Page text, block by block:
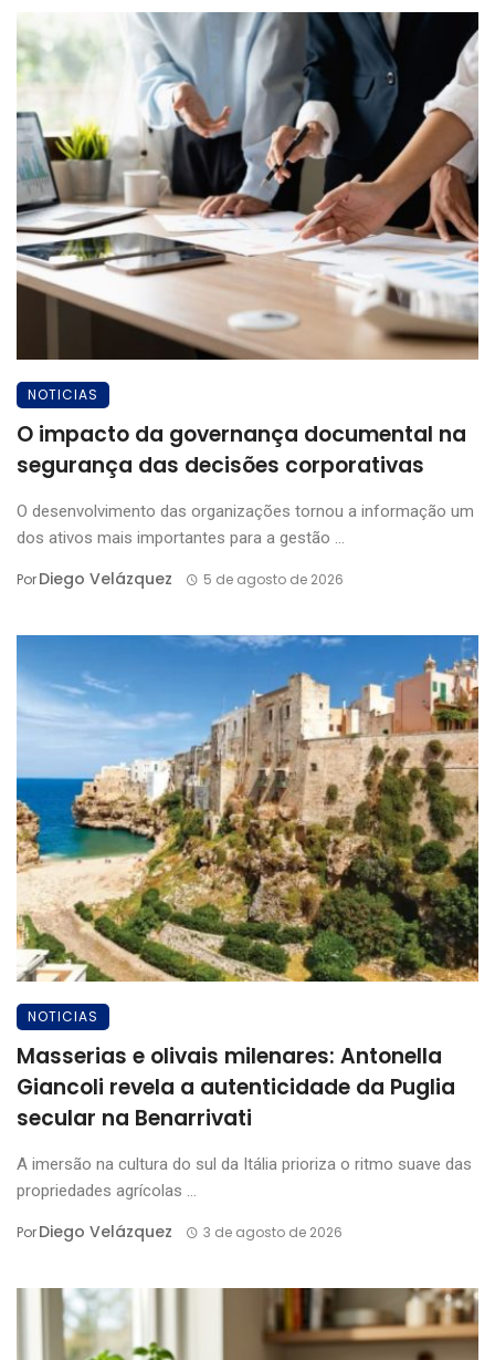
NOTICIAS
O impacto da governança documental na
segurança das decisões corporativas
O desenvolvimento das organizações tornou a informação um
dos ativos mais importantes para a gestão ...
PorDiego Velázquez 5 de agosto de 2026
NOTICIAS
Masserias e olivais milenares: Antonella
Giancoli revela a autenticidade da Puglia
secular na Benarrivati
A imersão na cultura do sul da Itália prioriza o ritmo suave das
propriedades agrícolas ...
PorDiego Velázquez 3 de agosto de 2026